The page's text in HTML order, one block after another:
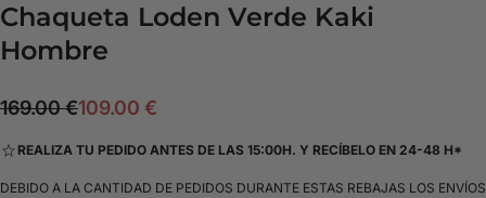
Chaqueta Loden Verde Kaki
Hombre
109.00
Precio
169.00 €Precio
109.00 €
REALIZA TU PEDIDO ANTES DE LAS 15:00H. Y RECÍBELO EN 24-48 H*
DEBIDO A LA CANTIDAD DE PEDIDOS DURANTE ESTAS REBAJAS LOS ENVÍOS